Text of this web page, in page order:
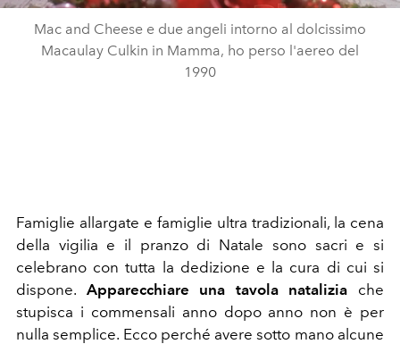
Mac and Cheese e due angeli intorno al dolcissimo
Macaulay Culkin in Mamma, ho perso l'aereo del
1990
Famiglie allargate e famiglie ultra tradizionali, la cena
della vigilia e il pranzo di Natale sono sacri e si
celebrano con tutta la dedizione e la cura di cui si
dispone. Apparecchiare una tavola natalizia che
stupisca i commensali anno dopo anno non è per
nulla semplice. Ecco perché avere sotto mano alcune